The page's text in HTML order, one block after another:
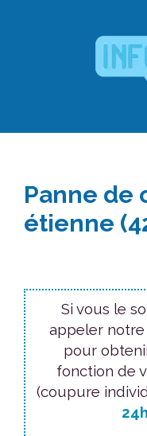
Panne de
étienne
Si vous le
appeler
pour
fonction de
(coupure